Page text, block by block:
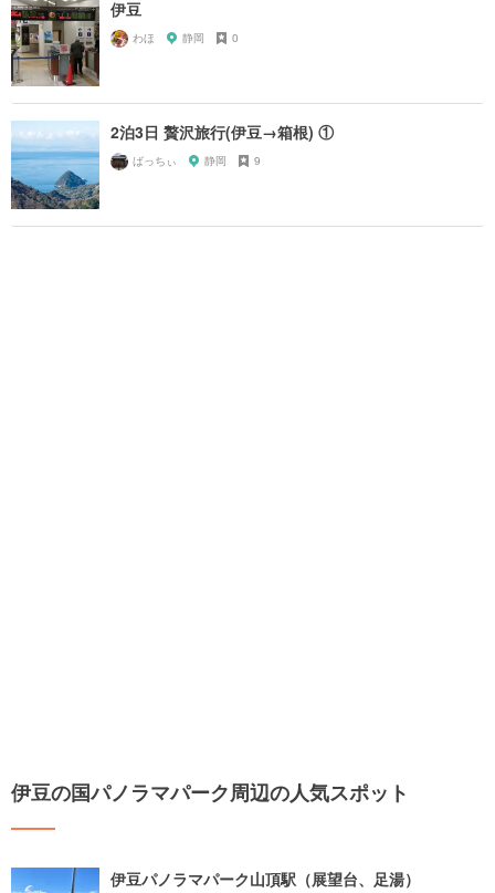
伊豆
わほ 静岡 0
2泊3日 贅沢旅行(伊豆→箱根) ①
ばっちぃ 静岡 9
伊豆の国パノラマパーク周辺の人気スポット
伊豆パノラマパーク山頂駅（展望台、足湯）